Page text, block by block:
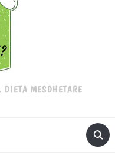
MESDHETARE